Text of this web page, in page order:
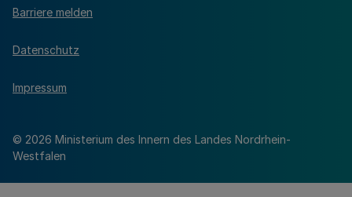
© 2026 Ministerium des Innern des Landes Nordrhein-
Westfalen
Barriere melden
Datenschutz
Impressum